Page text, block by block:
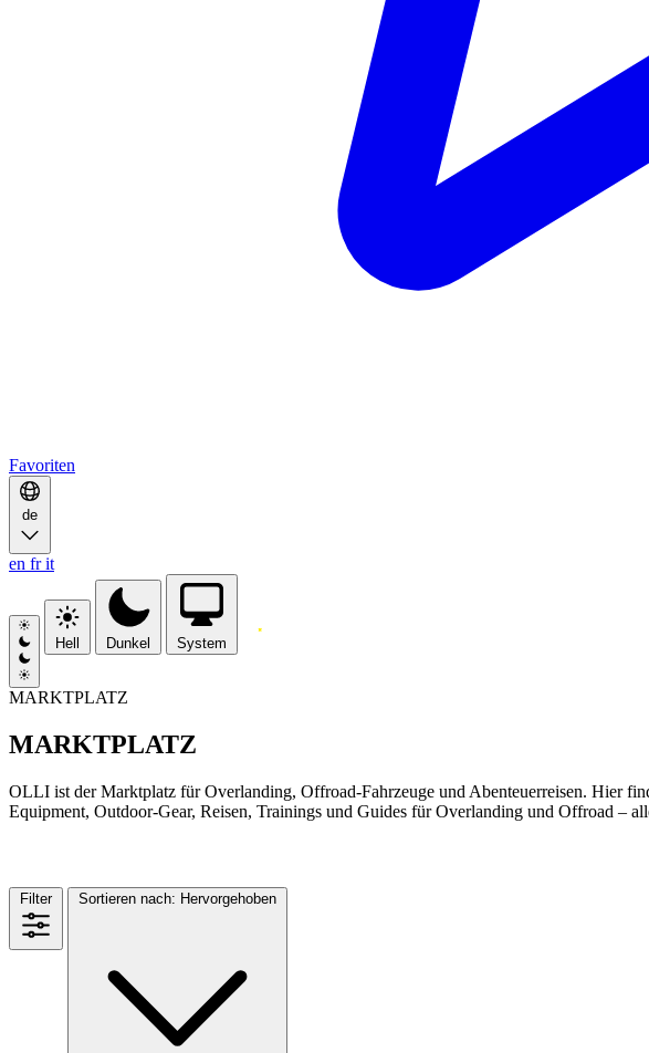
Favoriten
de
en frit
Hell Dunkel System
MARKTPLATZ
MARKTPLATZ
OLLI ist der Marktplatz für Overlanding, Offroad-Fahrzeuge und Abenteuerreisen. Hier
Equipment, Outdoor-Gear, Reisen, Trainings und Guides für Overlanding und Offroad –
Filter Sortieren nach: Hervorgehoben